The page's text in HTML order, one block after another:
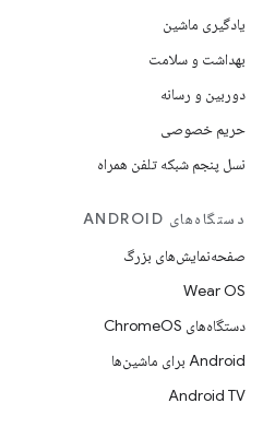
یادگیری ماشین
بهداشت و سلامت
دوربین و رسانه
حریم خصوصی
نسل پنجم شبکه تلفن همراه
دستگاه‌های ANDROID
صفحه‌نمایش‌های بزرگ
Wear OS
دستگاه‌های ChromeOS
Android برای ماشین‌ها
Android TV